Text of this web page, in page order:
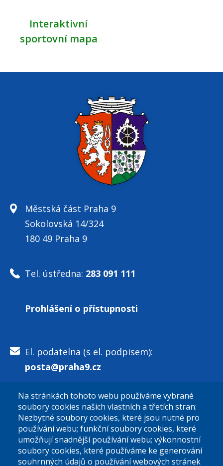
Interaktivní
sportovní mapa
Městská část Praha 9
Sokolovská 14/324
180 49 Praha 9
Tel. ústředna: 283 091 111
Prohlášení o přístupnosti
El. podatelna (s el. podpisem):
posta@praha9.cz
El. podatelna (bez el. podpisu):
podatelna@praha9.cz
Na stránkách tohoto webu používáme vybrané
soubory cookies našich vlastních a třetích stran:
Nezbytné soubory cookies, které jsou nutné pro
používání webu; funkční soubory cookies, které
umožňují snadnější používání webu; výkonnostní
soubory cookies, které používáme ke generování
souhrnných údajů o používání webových stránek